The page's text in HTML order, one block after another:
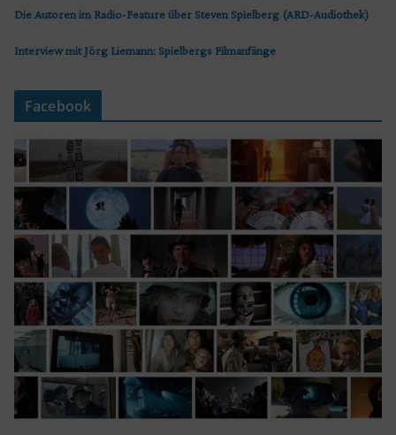
Die Autoren im Radio-Feature über Steven Spielberg (ARD-Audiothek)
Interview mit Jörg Liemann: Spielbergs Filmanfänge
Facebook